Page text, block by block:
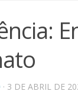
· 3 DE ABRIL DE